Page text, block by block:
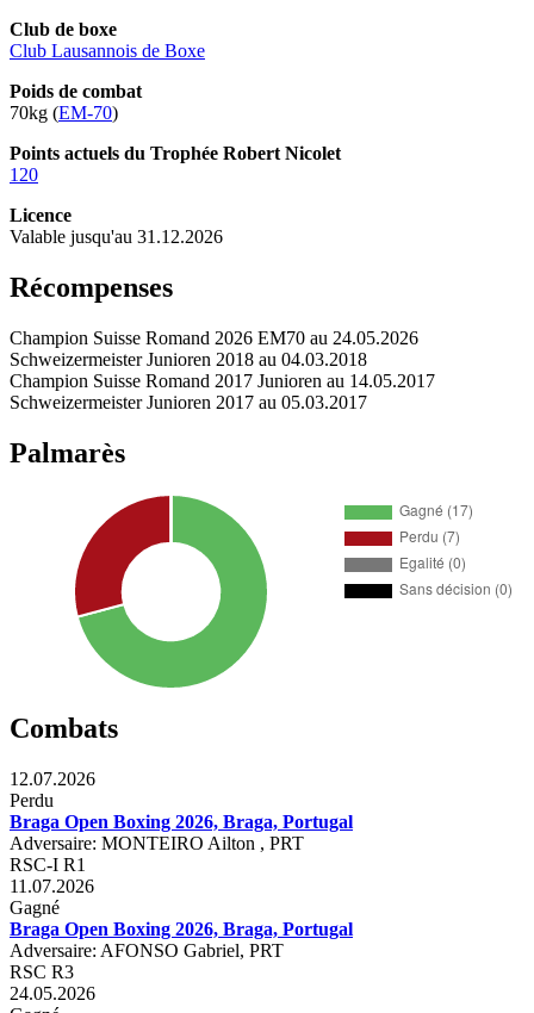
Club de boxe
Club Lausannois de Boxe
Poids de combat
70kg (EM-70)
Points actuels du Trophée Robert Nicolet
120
Licence
Valable jusqu'au 31.12.2026
Récompenses
Champion Suisse Romand 2026 EM70 au 24.05.2026
Schweizermeister Junioren 2018 au 04.03.2018
Champion Suisse Romand 2017 Junioren au 14.05.2017
Schweizermeister Junioren 2017 au 05.03.2017
Palmarès
Combats
12.07.2026
Perdu
Braga Open Boxing 2026, Braga, Portugal
Adversaire: MONTEIRO Ailton , PRT
RSC-I R1
11.07.2026
Gagné
Braga Open Boxing 2026, Braga, Portugal
Adversaire: AFONSO Gabriel, PRT
RSC R3
24.05.2026